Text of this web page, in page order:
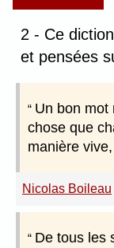
2 - Ce
et pensées
Un bon mot
chose que
manière
Nicolas Boileau
De tous les